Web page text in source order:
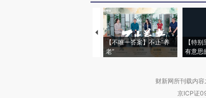
【不唯一答案】不止“养
老”
【特
有意思
财新网所刊载内
京ICP证